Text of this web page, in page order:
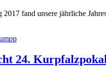
fand unsere jährliche
24.